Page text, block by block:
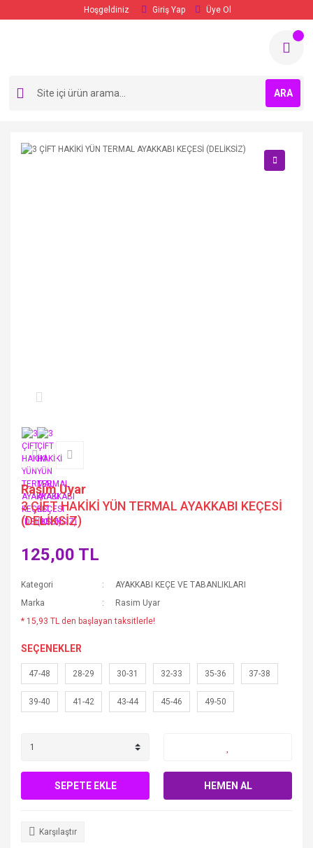
Hoşgeldiniz Giriş Yap Üye Ol
ARA
Rasim Uyar
3 ÇİFT HAKİKİ YÜN TERMAL AYAKKABI KEÇESİ
(DELİKSİZ)
125,00 TL
Kategori
AYAKKABI KEÇE VE TABANLIKLARI
Marka
Rasim Uyar
* 15,93 TL den başlayan taksitlerle!
SEÇENEKLER
47-48 28-29 30-31 32-33 35-36 37-38
39-40 41-42 43-44 45-46 49-50
SEPETE EKLE HEMEN AL
Karşılaştır